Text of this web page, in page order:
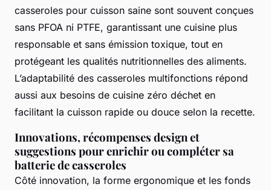
casseroles pour cuisson saine sont souvent conçues
sans PFOA ni PTFE, garantissant une cuisine plus
responsable et sans émission toxique, tout en
protégeant les qualités nutritionnelles des aliments.
L’adaptabilité des casseroles multifonctions répond
aussi aux besoins de cuisine zéro déchet en
facilitant la cuisson rapide ou douce selon la recette.
Innovations, récompenses design et
suggestions pour enrichir ou compléter sa
batterie de casseroles
Côté innovation, la forme ergonomique et les fonds